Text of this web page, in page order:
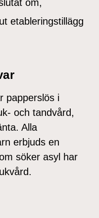
om,
etableringstillägg
papperslös i
och tandvård,
Alla
erbjuds en
söker asyl har